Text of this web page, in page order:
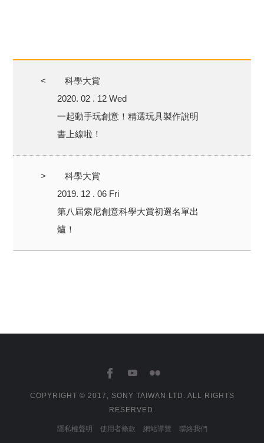
<
科學大賞
2020. 02 . 12 Wed
一起動手玩創意！精選玩具製作說明
書上線啦！
>
科學大賞
2019. 12 . 06 Fri
第八屆索尼創意科學大賞初選名單出
爐！
COPYRIGHT © 2017, SONY TAIWAN LTD. ALL RIGHTS
RESERVED.
隱私權聲明 使用者條款 網站導覽 聯絡我們